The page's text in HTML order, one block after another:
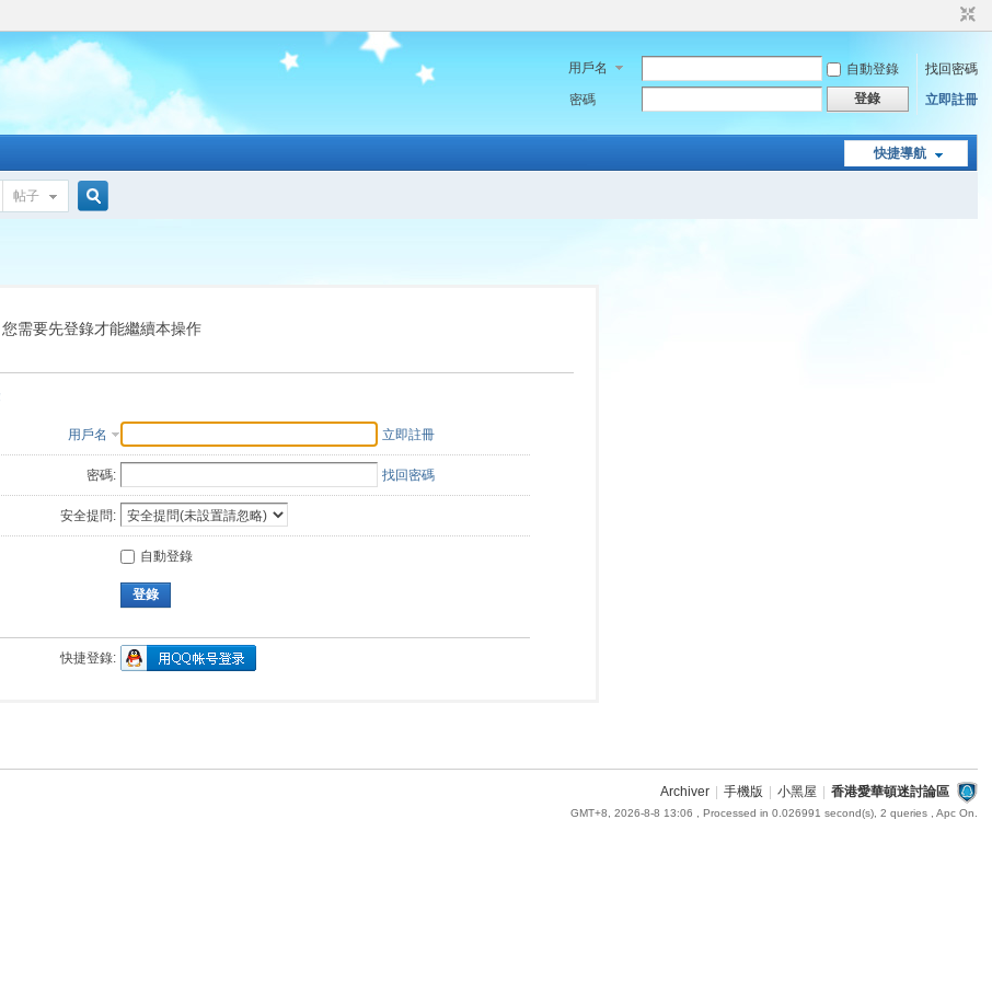
用戶名 自動登錄
找回密碼
密碼
登錄 立即註冊
快捷導航
帖子
索
您需要先登錄才能繼續本操作
用戶名 立即註冊
密碼: 找回密碼
安全提問:
自動登錄
登錄
快捷登錄:
Archiver 手機版 小黑屋 香港愛華頓迷討論區
GMT+8, 2026-8-8 13:06 , Processed in 0.026991 second(s), 2 queries , Apc On.